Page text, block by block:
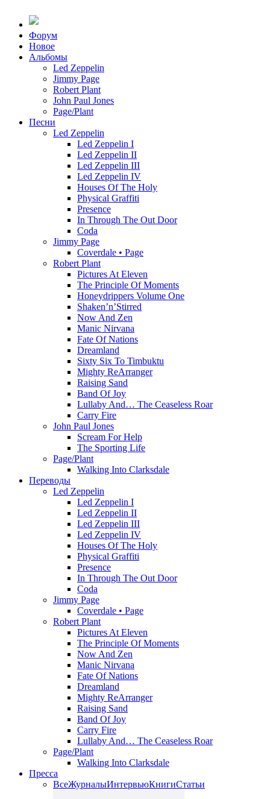
Форум
Новоe
Альбомы
Led Zeppelin
Jimmy Page
Robert Plant
John Paul Jones
Page/Plant
Песни
Led Zeppelin
Led Zeppelin I
Led Zeppelin II
Led Zeppelin III
Led Zeppelin IV
Houses Of The Holy
Physical Graffiti
Presence
In Through The Out Door
Coda
Jimmy Page
Coverdale • Page
Robert Plant
Pictures At Eleven
The Principle Of Moments
Honeydrippers Volume One
Shaken’n’Stirred
Now And Zen
Manic Nirvana
Fate Of Nations
Dreamland
Sixty Six To Timbuktu
Mighty ReArranger
Raising Sand
Band Of Joy
Lullaby And… The Ceaseless Roar
Carry Fire
John Paul Jones
Scream For Help
The Sporting Life
Page/Plant
Walking Into Clarksdale
Переводы
Led Zeppelin
Led Zeppelin I
Led Zeppelin II
Led Zeppelin III
Led Zeppelin IV
Houses Of The Holy
Physical Graffiti
Presence
In Through The Out Door
Coda
Jimmy Page
Coverdale • Page
Robert Plant
Pictures At Eleven
The Principle Of Moments
Now And Zen
Manic Nirvana
Fate Of Nations
Dreamland
Mighty ReArranger
Raising Sand
Band Of Joy
Carry Fire
Lullaby And… The Ceaseless Roar
Page/Plant
Walking Into Clarksdale
Пресса
ВсеЖурналыИнтервьюКнигиСтатьи